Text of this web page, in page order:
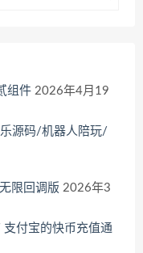
组件 2026年4月19
源码/机器人陪玩/
限回调版 2026年3
付宝的快币充值通